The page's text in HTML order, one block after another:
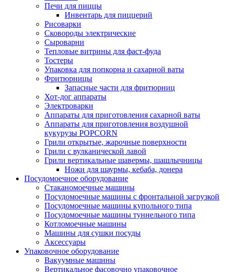
Печи для пиццы
Инвентарь для пиццерий
Рисоварки
Сковороды электрические
Сыроварни
Тепловые витрины для фаст-фуда
Тостеры
Упаковка для попкорна и сахарной ваты
Фритюрницы
Запасные части для фритюрниц
Хот-дог аппараты
Электроварки
Аппараты для приготовления сахарной ваты
Аппараты для приготовления воздушной
кукурузы POPCORN
Грили открытые, жарочные поверхности
Грили с вулканической лавой
Грили вертикальные шавермы, шашлычницы
Ножи для шаурмы, кебаба, донера
Посудомоечное оборудование
Стаканомоечные машины
Посудомоечные машины с фронтальной загрузкой
Посудомоечные машины купольного типа
Посудомоечные машины туннельного типа
Котломоечные машины
Машины для сушки посуды
Аксессуары
Упаковочное оборудование
Вакуумные машины
Вертикальное фасовочно упаковочное